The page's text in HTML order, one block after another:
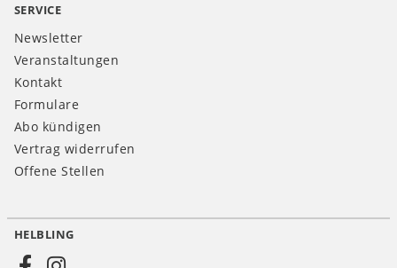
SERVICE
Newsletter
Veranstaltungen
Kontakt
Formulare
Abo kündigen
Vertrag widerrufen
Offene Stellen
HELBLING